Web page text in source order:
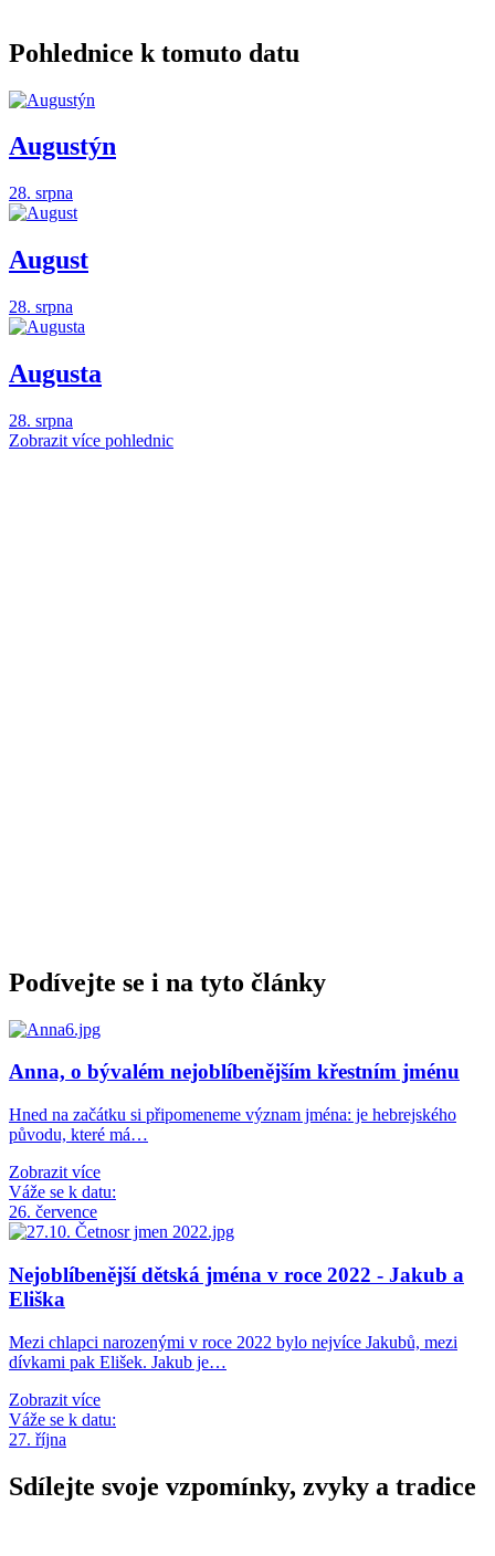
Pohlednice k tomuto datu
Augustýn
28. srpna
August
28. srpna
Augusta
28. srpna
Zobrazit více pohlednic
Podívejte se i na tyto články
Anna, o bývalém nejoblíbenějším křestním jménu
Hned na začátku si připomeneme význam jména: je hebrejského
původu, které má…
Zobrazit více
Váže se k datu:
26. července
Nejoblíbenější dětská jména v roce 2022 - Jakub a
Eliška
Mezi chlapci narozenými v roce 2022 bylo nejvíce Jakubů, mezi
dívkami pak Elišek. Jakub je…
Zobrazit více
Váže se k datu:
27. října
Sdílejte svoje vzpomínky, zvyky a tradice